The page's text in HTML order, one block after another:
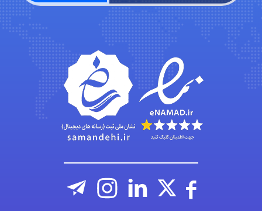
HaddadiMahsa
Niloofar